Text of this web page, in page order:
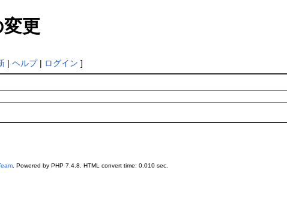
更
| ヘルプ| ログイン ]
. Powered by PHP 7.4.8. HTML convert time: 0.010 sec.